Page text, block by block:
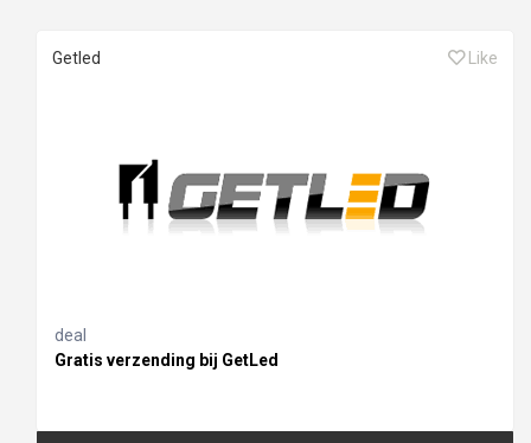
Getled Like
deal
Gratis verzending bij GetLed